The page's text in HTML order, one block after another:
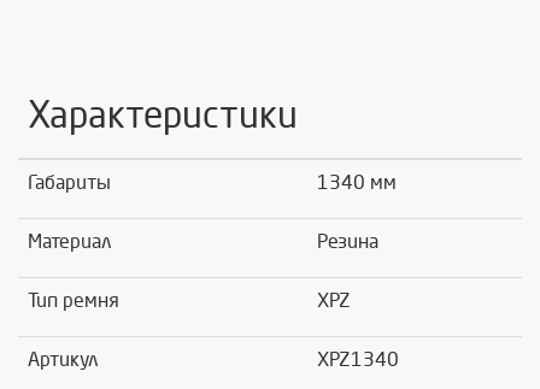
Характеристики
Габариты 1340 мм
Материал Резина
Тип ремня XPZ
Артикул XPZ1340